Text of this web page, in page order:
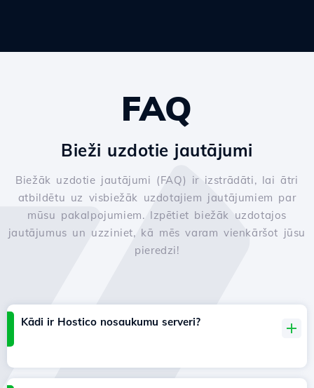
FAQ
Bieži uzdotie jautājumi
Biežāk uzdotie jautājumi (FAQ) ir izstrādāti, lai ātri
atbildētu uz visbiežāk uzdotajiem jautājumiem par
mūsu pakalpojumiem. Izpētiet biežāk uzdotajos
jautājumus un uzziniet, kā mēs varam vienkāršot jūsu
pieredzi!
Kādi ir Hostico nosaukumu serveri?